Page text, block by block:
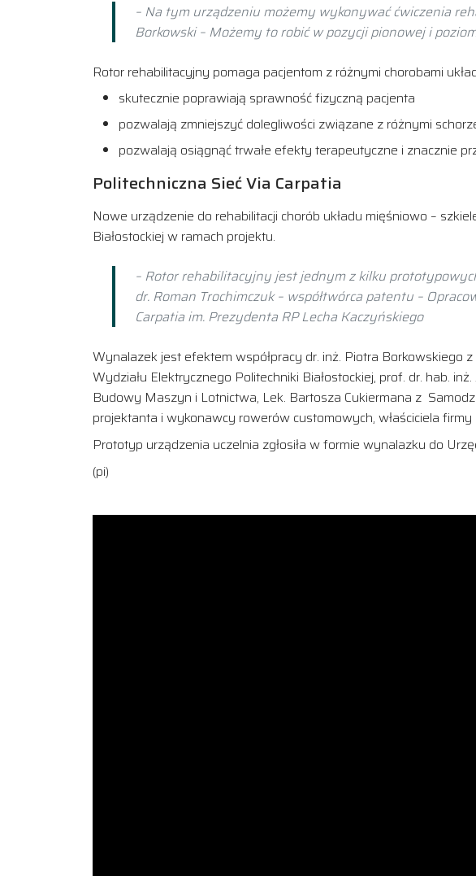
– Na tym urządzeniu możemy wykonywać ćwiczenia
Borkowski – Możemy to robić w pozycji pionowej i
Rotor rehabilitacyjny pomaga pacjentom z różnymi chorobami
skutecznie poprawiają sprawność fizyczną pacjenta
pozwalają zmniejszyć dolegliwości związane z różnymi
pozwalają osiągnąć trwałe efekty terapeutyczne i znacznie
Politechniczna Sieć Via Carpatia
Nowe urządzenie do rehabilitacji chorób układu mięśniowo –
Białostockiej w ramach projektu.
– Rotor rehabilitacyjny jest jednym z kilku
dr. Roman Trochimczuk – współtwórca patentu –
Carpatia im. Prezydenta RP Lecha Kaczyńskiego
Wynalazek jest efektem współpracy dr. inż. Piotra Borkowskiego
Wydziału Elektrycznego Politechniki Białostockiej, prof. dr. hab.
Budowy Maszyn i Lotnictwa, Lek. Bartosza Cukiermana z
projektanta i wykonawcy rowerów customowych, właściciela firmy
Prototyp urządzenia uczelnia zgłosiła w formie wynalazku do
(pi)